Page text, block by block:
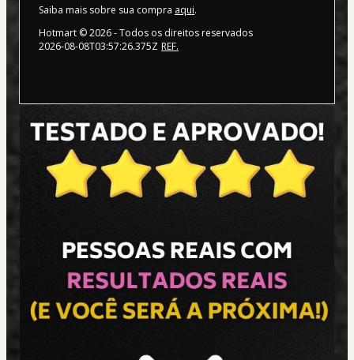
Saiba mais sobre sua compra aqui.
Hotmart ©2026- Todos os direitos reservados
2026-08-08T03:57:26.375Z REF.